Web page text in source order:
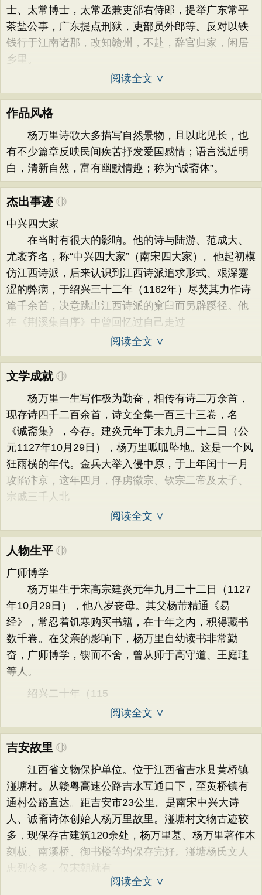
士、太常博士，太常丞兼吏部右侍郎，提举广东常平
茶盐公事，广东提点刑狱，吏部员外郎等。反对以铁
钱行于江南诸郡，改知赣州，不赴，辞官归家，闲居
乡里。
阅读全文 ∨
作品风格
杨万里诗歌大多描写自然景物，且以此见长，也
有不少篇章反映民间疾苦抒发爱国感情；语言浅近明
白，清新自然，富有幽默情趣；称为“诚斋体”。
杰出事迹
中兴四大家
在当时有很大的影响。他的诗与陆游、范成大、
尤袤齐名，称“中兴四大家”（南宋四大家）。他起初模
仿江西诗派，后来认识到江西诗派追求形式、艰深蹇
涩的弊病，于绍兴三十二年（1162年）尽焚其力作诗
篇千余首，决意跳出江西诗派的窠臼而另辟蹊径。他
在《荆溪集自序》中曾回忆过自己走过
阅读全文 ∨
文学成就
杨万里一生写作极为勤奋，相传有诗二万余首，
现存诗四千二百余首，诗文全集一百三十三卷，名
《诚斋集》，今存。建炎元年丁未九月二十二日（公
元1127年10月29日），杨万里呱呱坠地。这是一个风
狂雨横的年代。金兵大举入侵中原，于上年闰十一月
攻陷汴京，这年四月，俘虏徽宗、钦宗二帝及太子、
宗戚三千人北
阅读全文 ∨
人物生平
广师博学
杨万里生于宋高宗建炎元年九月二十二日（1127
年10月29日），他八岁丧母。其父杨芾精通《易
经》，常忍着饥寒购买书籍，在十年之内，积得藏书
数千卷。在父亲的影响下，杨万里自幼读书非常勤
奋，广师博学，锲而不舍，曾从师于高守道、王庭珪
等人。
绍兴二十年（115
阅读全文 ∨
吉安故里
江西省文物保护单位。位于江西省吉水县黄桥镇
湴塘村。从赣粤高速公路吉水互通口下，至黄桥镇有
通村公路直达。距吉安市23公里。是南宋中兴大诗
人、诚斋诗体创始人杨万里故里。湴塘村文物古迹较
多，现保存古建筑120余处，杨万里墓、杨万里著作木
刻板、南溪桥、御书楼等均保存完好。湴塘杨氏文人
忠烈众多，仅宋朝就有
阅读全文 ∨